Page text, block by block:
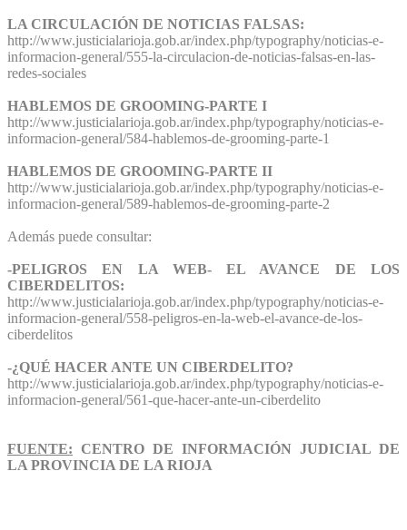
LA CIRCULACIÓN DE NOTICIAS FALSAS:
http://www.justicialarioja.gob.ar/index.php/typography/noticias-e-
informacion-general/555-la-circulacion-de-noticias-falsas-en-las-
redes-sociales
HABLEMOS DE GROOMING-PARTE I
http://www.justicialarioja.gob.ar/index.php/typography/noticias-e-
informacion-general/584-hablemos-de-grooming-parte-1
HABLEMOS DE GROOMING-PARTE II
http://www.justicialarioja.gob.ar/index.php/typography/noticias-e-
informacion-general/589-hablemos-de-grooming-parte-2
Además puede consultar:
-PELIGROS EN LA WEB- EL AVANCE DE LOS
CIBERDELITOS:
http://www.justicialarioja.gob.ar/index.php/typography/noticias-e-
informacion-general/558-peligros-en-la-web-el-avance-de-los-
ciberdelitos
-¿QUÉ HACER ANTE UN CIBERDELITO?
http://www.justicialarioja.gob.ar/index.php/typography/noticias-e-
informacion-general/561-que-hacer-ante-un-ciberdelito
FUENTE: CENTRO DE INFORMACIÓN JUDICIAL DE
LA PROVINCIA DE LA RIOJA